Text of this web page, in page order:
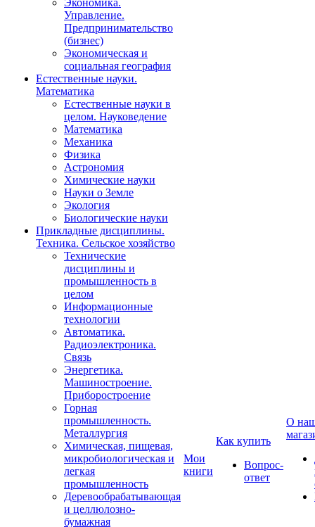
Экономика.
Управление.
Предпринимательство
(бизнес)
Экономическая и
социальная география
Естественные науки.
Математика
Естественные науки в
целом. Науковедение
Математика
Механика
Физика
Астрономия
Химические науки
Науки о Земле
Экология
Биологические науки
Прикладные дисциплины.
Техника. Сельское хозяйство
Технические
дисциплины и
промышленность в
целом
Информационные
технологии
Автоматика.
Радиоэлектроника.
Связь
Энергетика.
Машиностроение.
Приборостроение
Горная
промышленность.
Металлургия
Химическая, пищевая,
микробиологическая и
легкая
промышленность
Деревообрабатывающая
и целлюлозно-
бумажная
Мои
книги
Как купить
Вопрос-
ответ
О